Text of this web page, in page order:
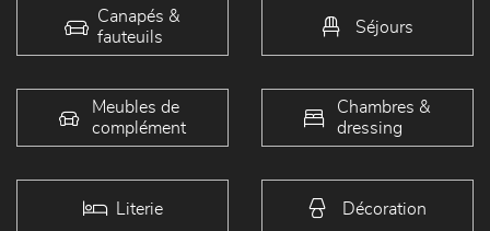
Canapés &
fauteuils
Séjours
Meubles de
complément
Chambres &
dressing
Literie Décoration